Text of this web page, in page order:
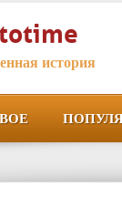
история